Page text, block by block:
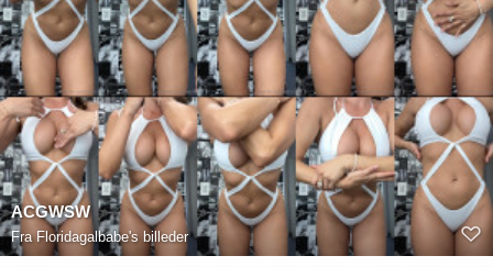
ACGWSW
FraFloridagalbabe's billeder